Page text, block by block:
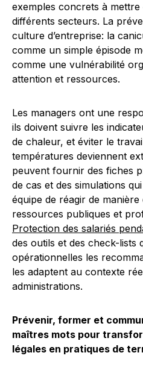
exemples concrets à
différents secteurs. La
culture d’entreprise: la
comme un simple épisode
comme une vulnérabilité
attention et ressources.
Les managers ont une
ils doivent suivre les
de chaleur, et éviter le
températures deviennent
peuvent fournir des fiches
de cas et des simulations
équipe de réagir de
ressources publiques et
Protection des salariés
des outils et des check-lists
opérationnelles les
les adaptent au contexte
administrations.
Prévenir, former et
maîtres mots pour
légales en pratiques de